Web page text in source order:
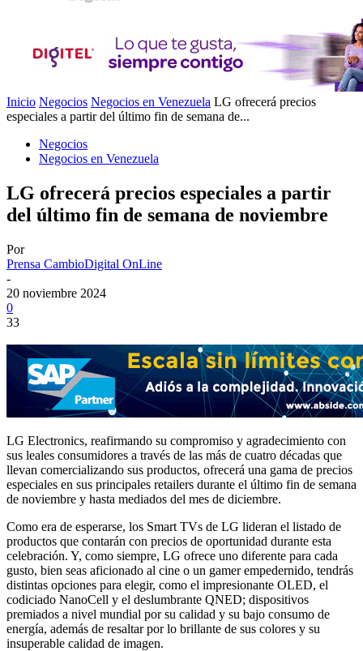
Inicio Negocios Negocios en Venezuela LG ofrecerá precios
especiales a partir del último fin de semana de...
Negocios
Negocios en Venezuela
LG ofrecerá precios especiales a partir
del último fin de semana de noviembre
Por
Prensa CambioDigital OnLine
-
20 noviembre 2024
0
33
LG Electronics, reafirmando su compromiso y agradecimiento con
sus leales consumidores a través de las más de cuatro décadas que
llevan comercializando sus productos, ofrecerá una gama de precios
especiales en sus principales retailers durante el último fin de semana
de noviembre y hasta mediados del mes de diciembre.
Como era de esperarse, los Smart TVs de LG lideran el listado de
productos que contarán con precios de oportunidad durante esta
celebración. Y, como siempre, LG ofrece uno diferente para cada
gusto, bien seas aficionado al cine o un gamer empedernido, tendrás
distintas opciones para elegir, como el impresionante OLED, el
codiciado NanoCell y el deslumbrante QNED; dispositivos
premiados a nivel mundial por su calidad y su bajo consumo de
energía, además de resaltar por lo brillante de sus colores y su
insuperable calidad de imagen.